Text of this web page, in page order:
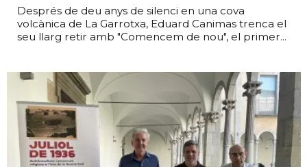
Després de deu anys de silenci en una cova
volcànica de La Garrotxa, Eduard Canimas trenca el
seu llarg retir amb "Comencem de nou", el primer...